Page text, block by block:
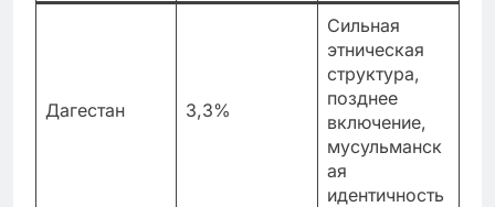
Дагестан 3,3%
Сильная
этническая
структура,
позднее
включение,
мусульманск
ая
идентичность